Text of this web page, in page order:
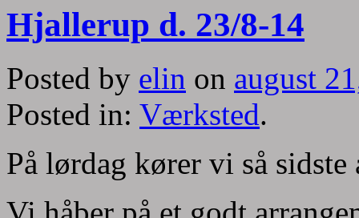
Hjallerup d. 23/8-14
Posted by elin on august
Posted in: Værksted.
På lørdag kører vi så